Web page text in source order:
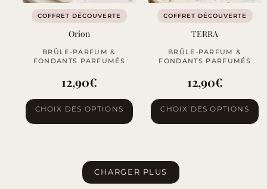
sur
la
page
du
COFFRET DÉCOUVERTE
Orion
BRÛLE-PARFUM &
FONDANTS PARFUMÉS
12,90€
CHOIX DES OPTIONS
Ce
variations.
Les
COFFRET DÉCOUVERTE
TERRA
BRÛLE-PARFUM &
FONDANTS PARFUMÉS
12,90€
CHOIX DES OPTIONS
Ce
CHARGER PLUS